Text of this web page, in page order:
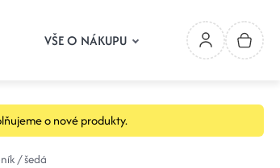
VŠE O NÁKUPU
o nové produkty.
/ šedá